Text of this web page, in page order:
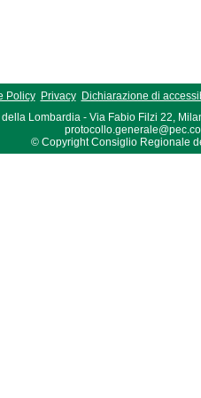
Policy Privacy Dichiarazione di
Lombardia - Via Fabio Filzi 22,
© Copyright Consiglio Regionale